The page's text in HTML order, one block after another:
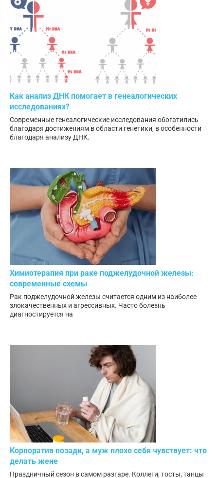
Как анализ ДНК помогает в генеалогических
исследованиях?
Современные генеалогические исследования обогатились
благодаря достижениям в области генетики, в особенности
благодаря анализу ДНК.
Химиотерапия при раке поджелудочной железы:
современные схемы
Рак поджелудочной железы считается одним из наиболее
злокачественных и агрессивных. Часто болезнь
диагностируется на
Корпоратив позади, а муж плохо себя чувствует: что
делать жене
Праздничный сезон в самом разгаре. Коллеги, тосты, танцы